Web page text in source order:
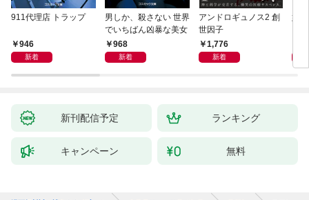
911代理店 トラップ
946
新着
男しか、殺さない 世界
でいちばん凶暴な美女
968
新着
アンドロギュノス2 創
世因子
1,776
新着
姐
新刊配信予定 ランキング
キャンペーン 無料